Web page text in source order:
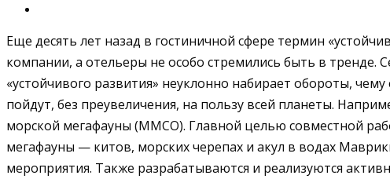
Еще десять лет назад в гостиничной сфере термин
компании, а отельеры не особо стремились быть в
«устойчивого развития» неуклонно набирает обороты,
пойдут, без преувеличения, на пользу всей планеты.
морской мегафауны (MMCO). Главной целью совместной
мегафауны — китов, морских черепах и акул в водах
мероприятия. Также разрабатываются и реализуются